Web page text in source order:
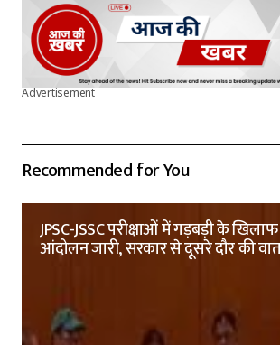
Advertisement
Recommended for You
JPSC-JSSC परीक्षाओं में गड़बड़ी के खिलाफ
आंदोलन जारी, सरकार से दूसरे दौर की